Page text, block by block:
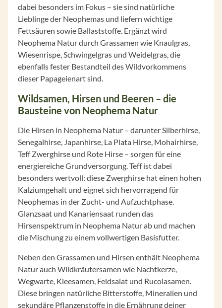
dabei besonders im Fokus – sie sind natürliche
Lieblinge der Neophemas und liefern wichtige
Fettsäuren sowie Ballaststoffe. Ergänzt wird
Neophema Natur durch Grassamen wie Knaulgras,
Wiesenrispe, Schwingelgras und Weidelgras, die
ebenfalls fester Bestandteil des Wildvorkommens
dieser Papageienart sind.
Wildsamen, Hirsen und Beeren – die
Bausteine von Neophema Natur
Die Hirsen in Neophema Natur – darunter Silberhirse,
Senegalhirse, Japanhirse, La Plata Hirse, Mohairhirse,
Teff Zwerghirse und Rote Hirse – sorgen für eine
energiereiche Grundversorgung. Teff ist dabei
besonders wertvoll: diese Zwerghirse hat einen hohen
Kalziumgehalt und eignet sich hervorragend für
Neophemas in der Zucht- und Aufzuchtphase.
Glanzsaat und Kanariensaat runden das
Hirsenspektrum in Neophema Natur ab und machen
die Mischung zu einem vollwertigen Basisfutter.
Neben den Grassamen und Hirsen enthält Neophema
Natur auch Wildkräutersamen wie Nachtkerze,
Wegwarte, Kleesamen, Feldsalat und Rucolasamen.
Diese bringen natürliche Bitterstoffe, Mineralien und
sekundäre Pflanzenstoffe in die Ernährung deiner